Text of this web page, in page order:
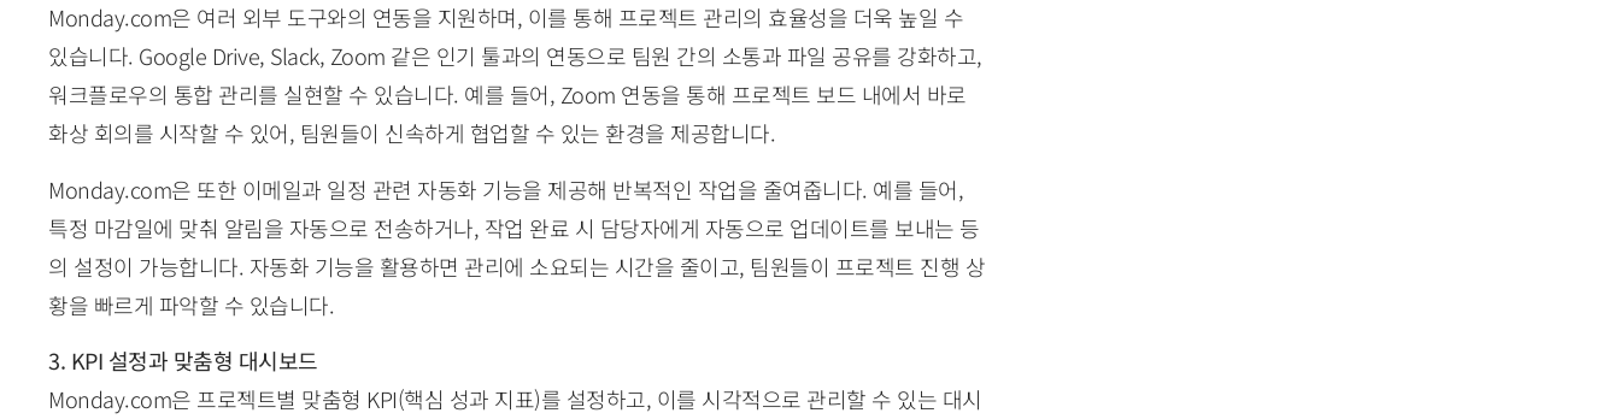
Monday.com은 여러 외부 도구와의 연동을 지원하며, 이를 통해 프로젝트 관리의 효율성을 더욱 높일 수
있습니다. Google Drive, Slack, Zoom 같은 인기 툴과의 연동으로 팀원 간의 소통과 파일 공유를 강화하고,
워크플로우의 통합 관리를 실현할 수 있습니다. 예를 들어, Zoom 연동을 통해 프로젝트 보드 내에서 바로
화상 회의를 시작할 수 있어, 팀원들이 신속하게 협업할 수 있는 환경을 제공합니다.
Monday.com은 또한 이메일과 일정 관련 자동화 기능을 제공해 반복적인 작업을 줄여줍니다. 예를 들어,
특정 마감일에 맞춰 알림을 자동으로 전송하거나, 작업 완료 시 담당자에게 자동으로 업데이트를 보내는 등
의 설정이 가능합니다. 자동화 기능을 활용하면 관리에 소요되는 시간을 줄이고, 팀원들이 프로젝트 진행 상
황을 빠르게 파악할 수 있습니다.
3. KPI 설정과 맞춤형 대시보드
Monday.com은 프로젝트별 맞춤형 KPI(핵심 성과 지표)를 설정하고, 이를 시각적으로 관리할 수 있는 대시